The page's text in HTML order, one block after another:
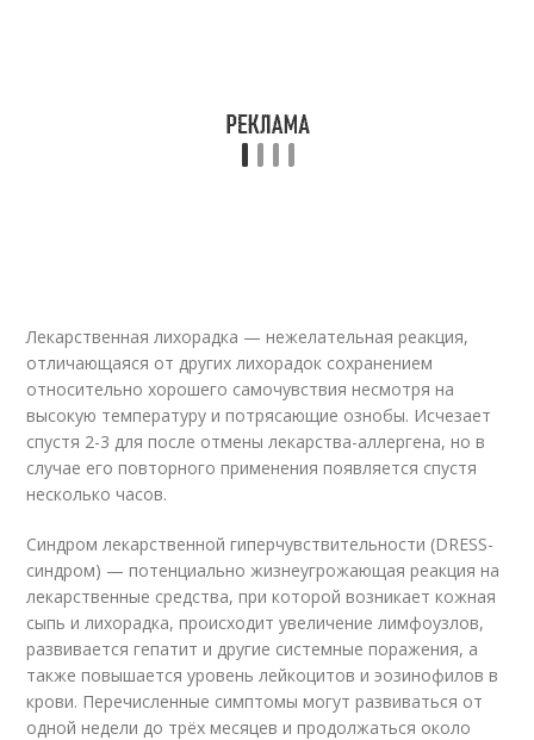
Лекарственная лихорадка — нежелательная реакция,
отличающаяся от других лихорадок сохранением
относительно хорошего самочувствия несмотря на
высокую температуру и потрясающие ознобы. Исчезает
спустя 2-3 для после отмены лекарства-аллергена, но в
случае его повторного применения появляется спустя
несколько часов.
Синдром лекарственной гиперчувствительности (DRESS-
синдром) — потенциально жизнеугрожающая реакция на
лекарственные средства, при которой возникает кожная
сыпь и лихорадка, происходит увеличение лимфоузлов,
развивается гепатит и другие системные поражения, а
также повышается уровень лейкоцитов и эозинофилов в
крови. Перечисленные симптомы могут развиваться от
одной недели до трёх месяцев и продолжаться около